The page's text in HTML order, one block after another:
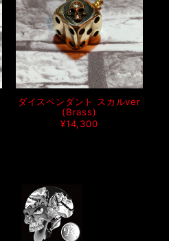
ダイスペンダント スカルver
(Brass)
¥14,300